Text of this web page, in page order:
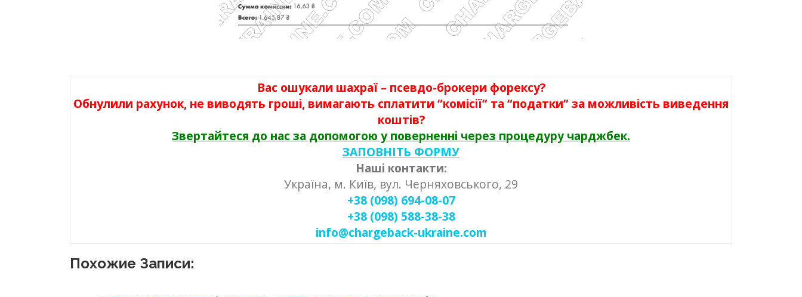
Вас ошукали шахраї – псевдо-брокери форексу?
Обнулили рахунок, не виводять гроші, вимагають сплатити “комісії” та “податки” за можливість виведення
коштів?
Звертайтеся до нас за допомогою у поверненні через процедуру чарджбек.
ЗАПОВНІТЬ ФОРМУ
Наші контакти:
Україна, м. Київ, вул. Черняховського, 29
+38 (098) 694-08-07
+38 (098) 588-38-38
info@chargeback-ukraine.com
Похожие Записи: